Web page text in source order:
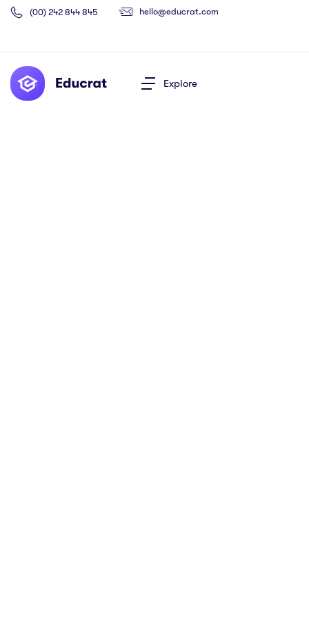
(00) 242 844 845 hello@educrat.com
Explore